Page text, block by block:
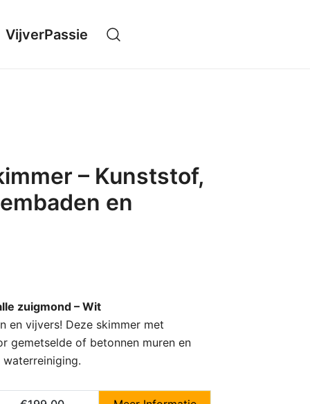
VijverPassie
– Kunststof,
en
zuigmond – Wit
en vijvers! Deze skimmer met
gemetselde of betonnen muren en